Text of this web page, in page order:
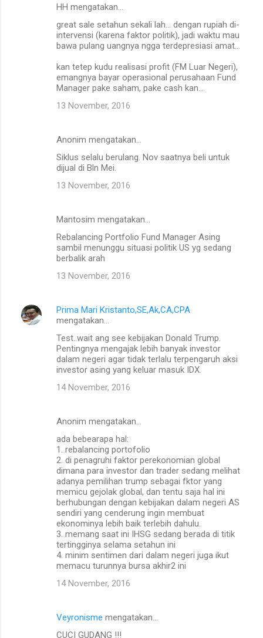
HH mengatakan…
great sale setahun sekali lah... dengan rupiah di-
intervensi (karena faktor politik), jadi waktu mau
bawa pulang uangnya ngga terdepresiasi amat...
kan tetep kudu realisasi profit (FM Luar Negeri),
emangnya bayar operasional perusahaan Fund
Manager pake saham, pake cash kan...
13 November, 2016
Anonim mengatakan…
Siklus selalu berulang. Nov saatnya beli untuk
dijual di Bln Mei.
13 November, 2016
Mantosim mengatakan…
Rebalancing Portfolio Fund Manager Asing
sambil menunggu situasi politik US yg sedang
berbalik arah
13 November, 2016
Prima Mari Kristanto,SE,Ak,CA,CPA
mengatakan…
Test..wait ang see kebijakan Donald Trump.
Pentingnya mengajak lebih banyak investor
dalam negeri agar tidak terlalu terpengaruh aksi
investor asing yang keluar masuk IDX.
14 November, 2016
Anonim mengatakan…
ada bebearapa hal:
1. rebalancing portofolio
2. di penagruhi faktor perekonomian global
dimana para investor dan trader sedang melihat
adanya pemilihan trump sebagai fktor yang
memicu gejolak global, dan tentu saja hal ini
berhubungan dengan kebijakan dalam negeri AS
sendiri yang cenderung ingin membuat
ekonominya lebih baik terlebih dahulu.
3. memang saat ini IHSG sedang berada di titik
tertingginya selama setahun ini
4. minim sentimen dari dalam negeri juga ikut
memacu turunnya bursa akhir2 ini
14 November, 2016
Veyronisme mengatakan…
CUCI GUDANG !!!